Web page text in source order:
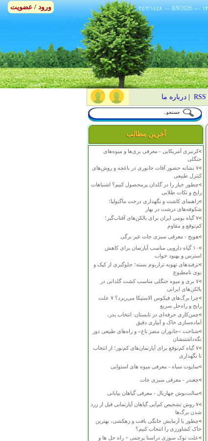
٢٤/٢/١٤٤٨ --- 8/9/2026 ---
RSS
|درباره ما
آخرین مطالب
>کرنبری آمریکایی - معرفی بری‌ها و میوه‌های
جنگلی
>
۷ نشانه حضور آفات جانوری در باغچه و روش‌های
کنترل طبیعی
>چطور خیار را در گلدان پرمحصول کنیم؟ اشتباهات
رایج و نکات طلایی
>راهنمای کاشت و نگهداری درخت ماگنولیا؛
شکوفه‌های درشت در بهار
>
۷ گیاه بومی ایران برای بالکن‌های آفتاب‌گیر؛
کم‌توقع و مقاوم
>هویج - معرفی سبزی جات غیر برگی
>
۱۰ گیاه دارویی مناسب آپارتمان برای کاهش
استرس و بهبود خواب
>ترفندهای تهویه تراریوم بسته؛ جلوگیری از کپک و
بوی نامطبوع
>
۷ بری و میوه جنگلی مناسب کشت گلدانی در
بالکن‌های ایرانی
>
چرا برگ‌های فیکوس الاستیکا می‌ریزد؟ ۷ علت
رایج و راه‌حل سریع
>چمن‌کاری حرفه‌ای در تابستان: انتخاب بذر،
آماده‌سازی خاک و آبیاری دقیق
>شناخت «جانوران مضر باغ» و راه‌های طبیعی دور
نگه‌داشتنشان
>
۷ گیاه کم‌توقع برای آپارتمان‌های کم‌نور؛ از انتخاب
تا نگهداری
>ساپوت سیاه - معرفی میوه های استوایی
>چغندر - معرفی سبزی جات
>سالت‌بوش چهاربال - معرفی گیاهان بیابانی
>
۷ روش تشخیص کم‌آبی گیاهان آپارتمانی قبل از زرد
شدن برگ‌ها
>چطور با آزمایش خانگی بافت و زهکشی، بهترین
خاک کشاورزی را انتخاب کنیم؟
>علت نوک سوزی دراسنا پرچمی + راه حل ها و
ورود / عضویت